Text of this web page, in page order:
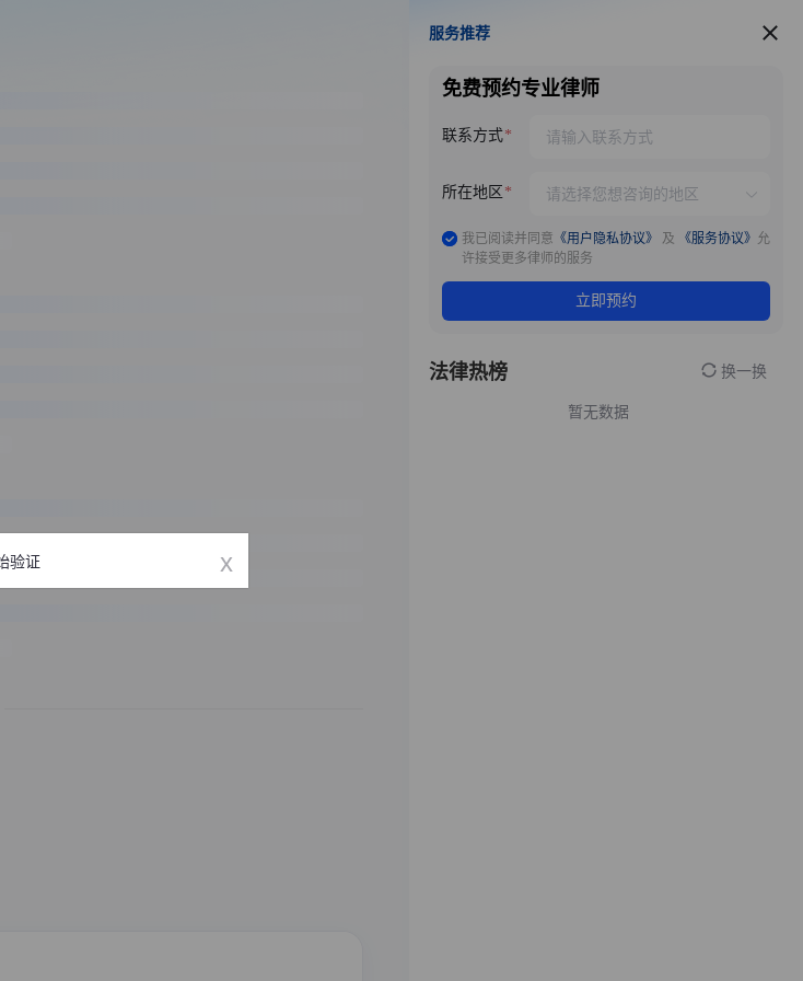
服务推荐
服务推荐
免费预约专业律师
联系方式
所在地区
我已阅读并同意 《用户隐私协议》 及 《服务协议》 允
许接受更多律师的服务
立即预约
法律热榜 换一换
暂无数据
验证 x